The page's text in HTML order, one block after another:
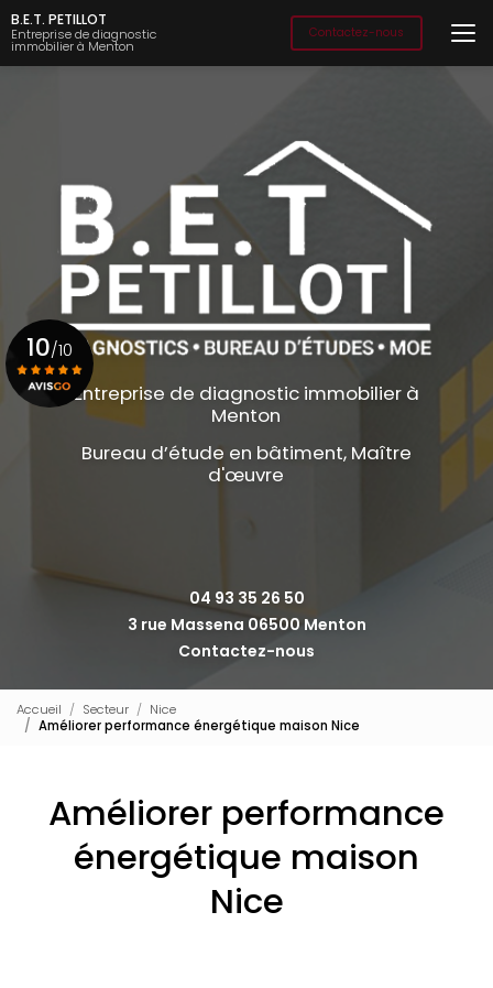
Aller
au
contenu
principal
B.E.T. PETILLOT
Entreprise de diagnostic
immobilier à Menton
Contactez-nous
Entreprise de diagnostic immobilier à
Menton
Bureau d’étude en bâtiment, Maître
d'œuvre
04 93 35 26 50
3 rue Massena 06500 Menton
Contactez-nous
10/10
Voir le certificat
Accueil Secteur
Nice
Améliorer performance énergétique maison Nice
Améliorer performance
énergétique maison
Nice